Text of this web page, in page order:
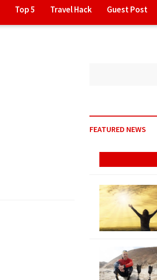
Top 5 Travel Hack Guest Post
FEATURED NEWS